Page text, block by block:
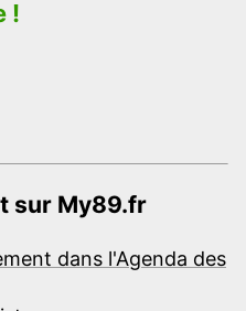
!
sur My89.fr
dans l'Agenda des